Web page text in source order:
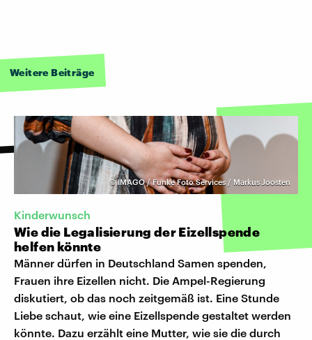
Weitere Beiträge
©IMAGO / Funke Foto Services / Markus Joosten
Kinderwunsch
Wie die Legalisierung der Eizellspende
helfen könnte
Männer dürfen in Deutschland Samen spenden,
Frauen ihre Eizellen nicht. Die Ampel-Regierung
diskutiert, ob das noch zeitgemäß ist. Eine Stunde
Liebe schaut, wie eine Eizellspende gestaltet werden
könnte. Dazu erzählt eine Mutter, wie sie die durch